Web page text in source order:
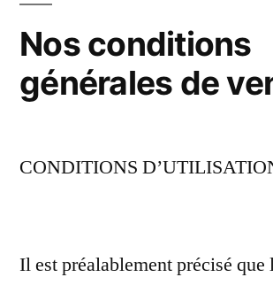
Nos conditions
générales de
CONDITIONS
Il est préalablement précisé que